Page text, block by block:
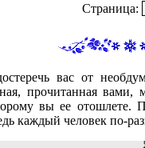
Страница:
вас от
прочитанная вами,
вы ее отошлете.
каждый человек по-